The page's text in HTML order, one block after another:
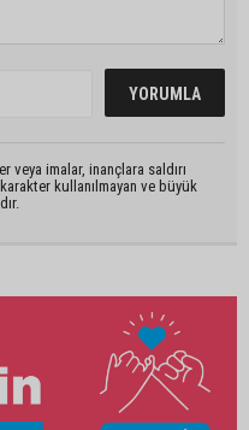
imalar, inançlara saldırı
kullanılmayan ve büyük